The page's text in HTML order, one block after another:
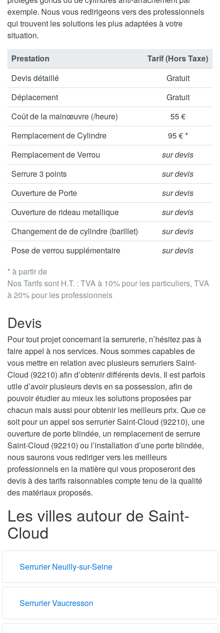
exemple. Nous vous redirigeons vers des professionnels
qui trouvent les solutions les plus adaptées à votre
situation.
* à partir de
Nos Tarifs sont H.T. : TVA à 10% pour les particuliers, TVA
à 20% pour les professionnels
Prestation
Tarif (Hors Taxe)
Devis détaillé
Gratuit
Déplacement
Gratuit
Coût de la mainœuvre (/heure)
55 €
Remplacement de Cylindre
95 € *
Remplacement de Verrou
sur devis
Serrure 3 points
sur devis
Ouverture de Porte
sur devis
Ouverture de rideau metallique
sur devis
Changement de de cylindre (barillet)
sur devis
Pose de verrou supplémentaire
sur devis
Devis
Pour tout projet concernant la serrurerie, n’hésitez pas à
faire appel à nos services. Nous sommes capables de
vous mettre en relation avec plusieurs serruriers Saint-
Cloud (92210) afin d’obtenir différents devis. Il est parfois
utile d’avoir plusieurs devis en sa possession, afin de
pouvoir étudier au mieux les solutions proposées par
chacun mais aussi pour obtenir les meilleurs prix. Que ce
soit pour un appel sos serrurier Saint-Cloud (92210), une
ouverture de porte blindée, un remplacement de serrure
Saint-Cloud (92210) ou l’installation d’une porte blindée,
nous saurons vous rediriger vers les meilleurs
professionnels en la matière qui vous proposeront des
devis à des tarifs raisonnables compte tenu de la qualité
des matériaux proposés.
Les villes autour de Saint-
Cloud
Serrurier Neuilly-sur-Seine
Serrurier Vaucresson